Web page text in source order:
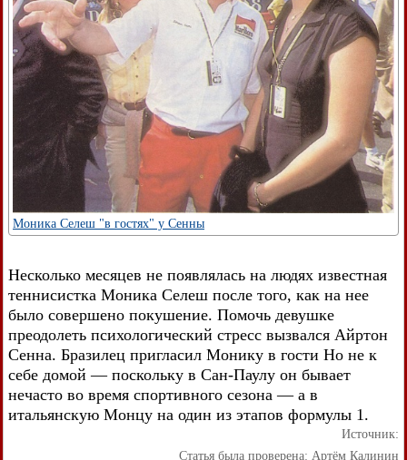
Моника Селеш "в гостях" у Сенны
Несколько месяцев не появлялась на людях известная
теннисистка Моника Селеш после того, как на нее
было совершено покушение. Помочь девушке
преодолеть психологический стресс вызвался Айртон
Сенна. Бразилец пригласил Монику в гости Но не к
себе домой — поскольку в Сан-Паулу он бывает
нечасто во время спортивного сезона — а в
итальянскую Монцу на один из этапов формулы 1.
Источник:
Статья была проверена: Артём Калинин